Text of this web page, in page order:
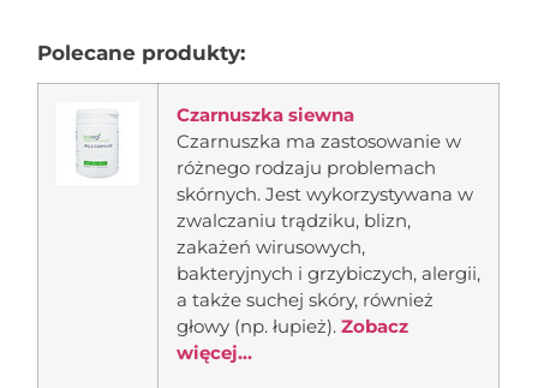
Polecane produkty:
Czarnuszka siewna
Czarnuszka ma zastosowanie w
różnego rodzaju problemach
skórnych. Jest wykorzystywana w
zwalczaniu trądziku, blizn,
zakażeń wirusowych,
bakteryjnych i grzybiczych, alergii,
a także suchej skóry, również
głowy (np. łupież).Zobacz
więcej...